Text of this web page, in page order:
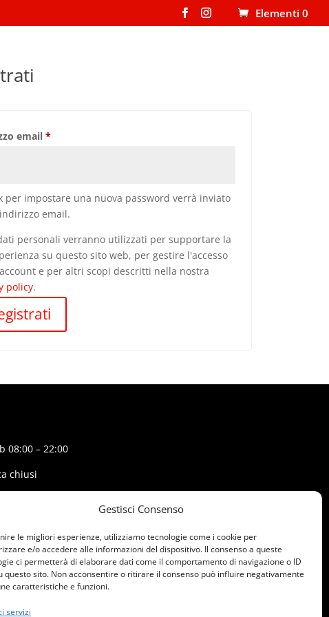
Gestisci Consenso
le migliori esperienze, utilizziamo tecnologie come i cookie per
e/o accedere alle informazioni del dispositivo. Il consenso a queste
ci permetterà di elaborare dati come il comportamento di navigazione o ID
questo sito. Non acconsentire o ritirare il consenso può influire negativamente
caratteristiche e funzioni.
servizi
Elementi 0
email*Richiesto
per impostare una nuova password verrà inviato
email.
personali verranno utilizzati per supportare la
su questo sito web, per gestire l'accesso
e per altri scopi descritti nella nostra
policy.
08:00 – 22:00
chiusi
WhatsApp